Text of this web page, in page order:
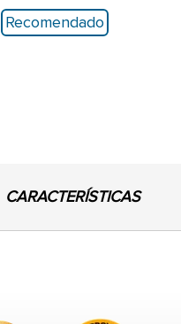
Recomendado
CARACTERÍSTICAS